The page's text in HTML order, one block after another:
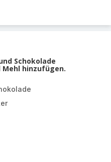
Schokolade
Mehl hinzufügen.